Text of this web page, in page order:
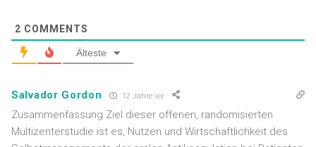
2 COMMENTS
Älteste
Salvador Gordon 12 Jahre vor
Zusammenfassung Ziel dieser offenen, randomisierten
Multizenterstudie ist es, Nutzen und Wirtschaftlichkeit des